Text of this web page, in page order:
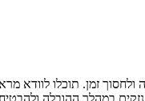
זמן. תוכלו לוודא
במהלך ההובלה